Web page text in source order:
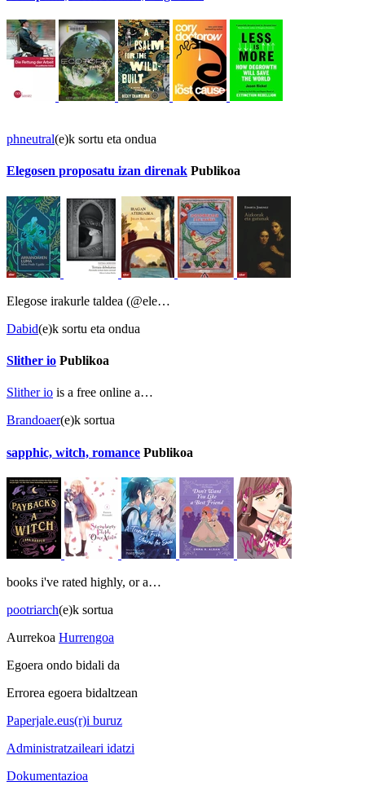
phneutral(e)k sortu eta ondua
Elegosen proposatu izan direnak Publikoa
Elegose irakurle taldea (@ele…
Dabid(e)k sortu eta ondua
Slither io Publikoa
Slither io is a free online a…
Brandoaer(e)k sortua
sapphic, witch, romance Publikoa
books i've rated highly, or a…
pootriarch(e)k sortua
Aurrekoa Hurrengoa
Egoera ondo bidali da
Errorea egoera bidaltzean
Paperjale.eus(r)i buruz
Administratzaileari idatzi
Dokumentazioa